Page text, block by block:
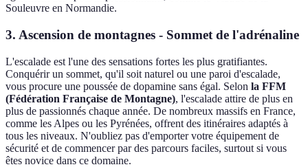
Souleuvre en Normandie.
3. Ascension de montagnes - Sommet de l'adrénaline
L'escalade est l'une des sensations fortes les plus gratifiantes.
Conquérir un sommet, qu'il soit naturel ou une paroi d'escalade,
vous procure une poussée de dopamine sans égal. Selon la FFM
(Fédération Française de Montagne), l'escalade attire de plus en
plus de passionnés chaque année. De nombreux massifs en France,
comme les Alpes ou les Pyrénées, offrent des itinéraires adaptés à
tous les niveaux. N'oubliez pas d'emporter votre équipement de
sécurité et de commencer par des parcours faciles, surtout si vous
êtes novice dans ce domaine.